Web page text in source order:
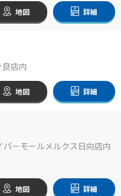
地図 詳細
店内
地図 詳細
ーモールメルクス日向店内
地図 詳細